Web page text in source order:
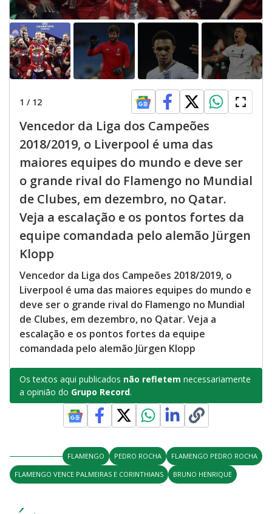
1 / 12
Vencedor da Liga dos Campeões
2018/2019, o Liverpool é uma das
maiores equipes do mundo e deve ser
o grande rival do Flamengo no Mundial
de Clubes, em dezembro, no Qatar.
Veja a escalação e os pontos fortes da
equipe comandada pelo alemão Jürgen
Klopp
Vencedor da Liga dos Campeões 2018/2019, o
Liverpool é uma das maiores equipes do mundo e
deve ser o grande rival do Flamengo no Mundial
de Clubes, em dezembro, no Qatar. Veja a
escalação e os pontos fortes da equipe
comandada pelo alemão Jürgen Klopp
Os textos aqui publicados não refletem necessariamente
a opinião do Grupo Record.
FLAMENGO PEDRO ROCHA
FLAMENGO PEDRO ROCHA
FLAMENGO VENCE PALMEIRAS E CORINTHIANS
BRUNO HENRIQUE